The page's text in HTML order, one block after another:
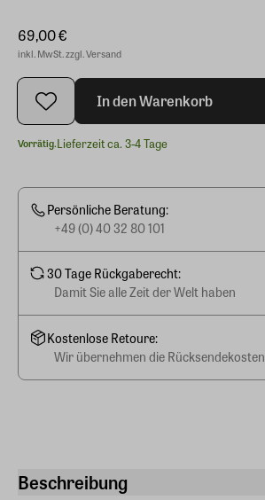
Beschreibung
69,00 €
inkl. MwSt. zzgl. Versand
In den Warenkorb
Vorrätig.Lieferzeit ca. 3-4 Tage
Persönliche Beratung:
+49 (0) 40 32 80 101
30 Tage Rückgaberecht:
Damit Sie alle Zeit der Welt haben
Kostenlose Retoure:
Wir übernehmen die Rücksendekosten